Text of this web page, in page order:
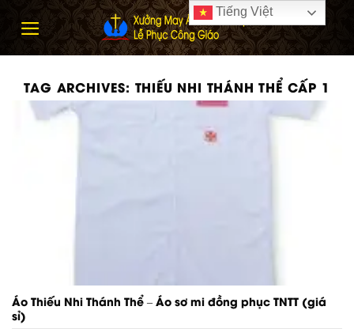
TAG ARCHIVES: THIẾU NHI THÁNH THỂ CẤP 1
Áo Thiếu Nhi Thánh Thể – Áo sơ mi đồng phục TNTT (giá
sỉ)
Tiếng Việt